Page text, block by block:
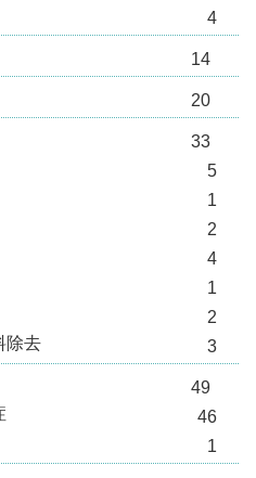
4
14
20
33
5
1
2
4
1
2
除去
3
49
46
1